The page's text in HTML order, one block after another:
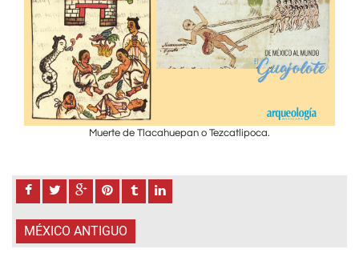
Muerte de Tlacahuepan o Tezcatlipoca.
MÉXICO ANTIGUO